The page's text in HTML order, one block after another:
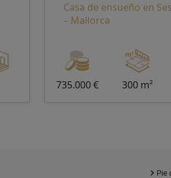
Casa de ensueño en
– Mallorca
735.000 € 300 m²
Pie